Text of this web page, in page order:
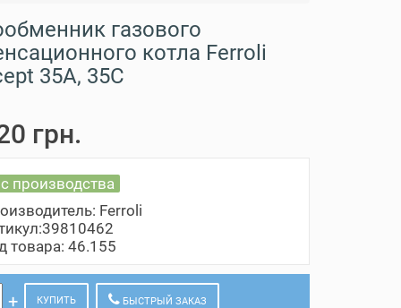
газового
котла Ferroli
35A, 35C
грн.
производства
Ferroli
товара: 46.155
КУПИТЬ БЫСТРЫЙ ЗАКАЗ